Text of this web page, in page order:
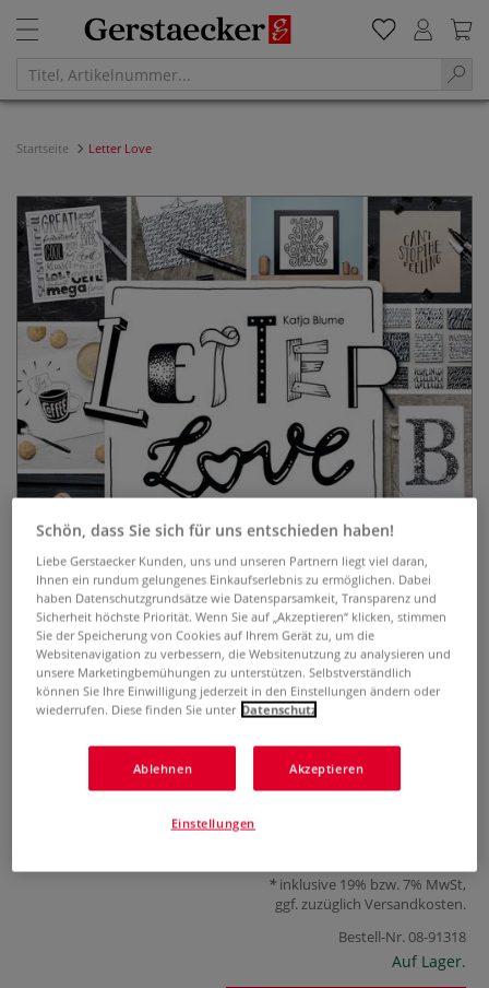
Startseite Letter Love
Letter Love
Coole Buchstaben, kreative Schriften und jede Menge
Lettering-Ideen
Mehr
inklusive 19% bzw. 7% MwSt,
ggf. zuzüglich Versandkosten.
Bestell-Nr.08-91318
Auf Lager.
Schön, dass Sie sich für uns entschieden haben!
Liebe Gerstaecker Kunden, uns und unseren Partnern liegt viel daran,
Ihnen ein rundum gelungenes Einkaufserlebnis zu ermöglichen. Dabei
haben Datenschutzgrundsätze wie Datensparsamkeit, Transparenz und
Sicherheit höchste Priorität. Wenn Sie auf „Akzeptieren“ klicken, stimmen
Sie der Speicherung von Cookies auf Ihrem Gerät zu, um die
Websitenavigation zu verbessern, die Websitenutzung zu analysieren und
unsere Marketingbemühungen zu unterstützen. Selbstverständlich
können Sie Ihre Einwilligung jederzeit in den Einstellungen ändern oder
wiederrufen. Diese finden Sie unter Datenschutz
Ablehnen Akzeptieren
Einstellungen